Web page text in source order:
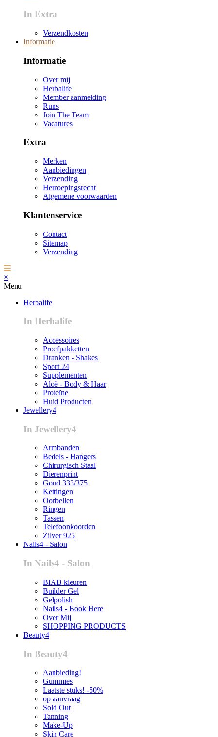
In Extra
Verzendkosten
Informatie
Informatie
Over mij
Herbalife
Member aanmelding
Runs
Join The Team
Vacatures
Extra
Merken
Aanbiedingen
Verzending
Herroepingsrecht
Algemene voorwaarden
Klantenservice
Contact
Sitemap
Verzending
×
Menu
Herbalife
In Herbalife
Accessoires
Proefpakketten
Dranken - Shakes
Sport 24
Supplementen
Aloë - Body & Haar
Proteïne
Huid Producten
Jewellery4
In Jewellery4
Armbanden
Bedels - Hangers
Chirurgisch Staal
Dierenprint
Goud 333/375
Kettingen
Oorbellen
Ringen
Tassen
Telefoonkoorden
Zilver 925
Nails4 - Salon
In Nails4 - Salon
BIAB kleuren
Builder Gel
Gelpolish
Nails4 - Book Here
Over Mij
SHOPPING PRODUCTS
Beauty4
In Beauty4
Aanbieding!
Gummies
Laatste stuks! -50%
op aanvraag
Sold Out
Tanning
Make-Up
Skin Care